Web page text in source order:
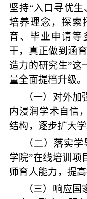
坚持“入口寻优
培养理念，探索
育、毕业申请等
干，真正做到涵
造力的研究生”这
量全面提档升级。
（一）对外
内浸润学术自信
结构，逐步扩大
（二）落实
学院”在线培训项
师育人能力，提高
（三）响应